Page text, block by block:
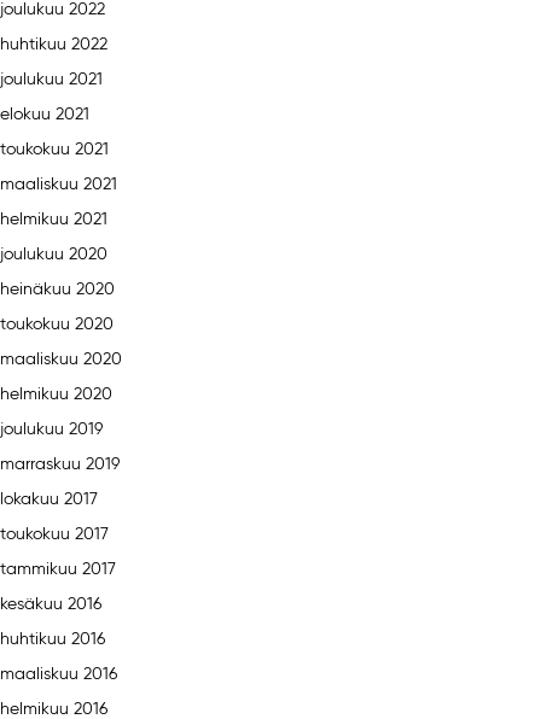
joulukuu 2022
huhtikuu 2022
joulukuu 2021
elokuu 2021
toukokuu 2021
maaliskuu 2021
helmikuu 2021
joulukuu 2020
heinäkuu 2020
toukokuu 2020
maaliskuu 2020
helmikuu 2020
joulukuu 2019
marraskuu 2019
lokakuu 2017
toukokuu 2017
tammikuu 2017
kesäkuu 2016
huhtikuu 2016
maaliskuu 2016
helmikuu 2016